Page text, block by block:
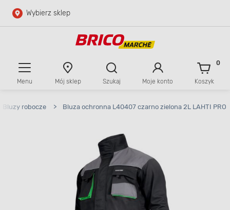
Przejdź do głównej zawartości
Wybierz sklep
Menu Mój sklep Szukaj Moje konto Koszyk
0
Bluzy robocze > Bluza ochronna L40407 czarno zielona 2L LAHTI PRO